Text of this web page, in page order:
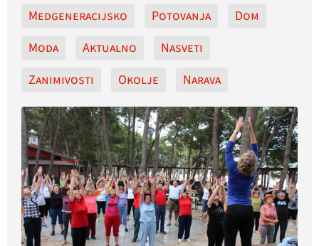
Medgeneracijsko
Potovanja
Dom
Moda
Aktualno
Nasveti
Zanimivosti
Okolje Narava